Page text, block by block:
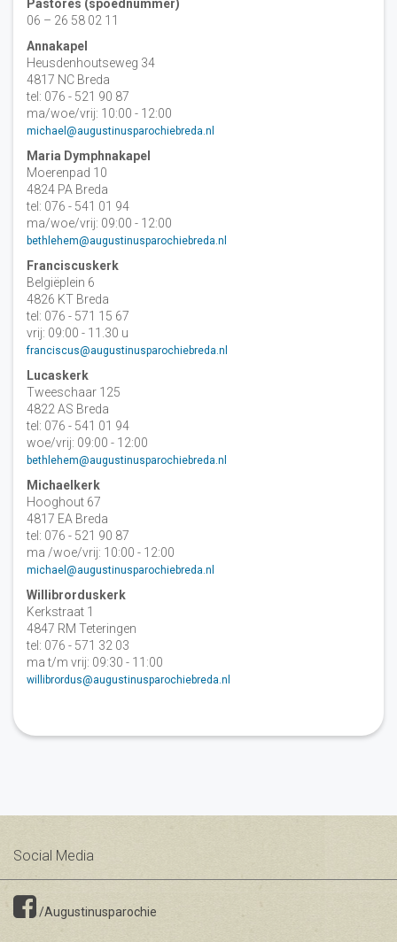
Pastores (spoednummer)
06 – 26 58 02 11
Annakapel
Heusdenhoutseweg 34
4817 NC Breda
tel: 076 - 521 90 87
ma/woe/vrij: 10:00 - 12:00
michael@augustinusparochiebreda.nl
Maria Dymphnakapel
Moerenpad 10
4824 PA Breda
tel: 076 - 541 01 94
ma/woe/vrij: 09:00 - 12:00
bethlehem@augustinusparochiebreda.nl
Franciscuskerk
Belgiëplein 6
4826 KT Breda
tel: 076 - 571 15 67
vrij: 09:00 - 11.30 u
franciscus@augustinusparochiebreda.nl
Lucaskerk
Tweeschaar 125
4822 AS Breda
tel: 076 - 541 01 94
woe/vrij: 09:00 - 12:00
bethlehem@augustinusparochiebreda.nl
Michaelkerk
Hooghout 67
4817 EA Breda
tel: 076 - 521 90 87
ma /woe/vrij: 10:00 - 12:00
michael@augustinusparochiebreda.nl
Willibrorduskerk
Kerkstraat 1
4847 RM Teteringen
tel: 076 - 571 32 03
ma t/m vrij: 09:30 - 11:00
willibrordus@augustinusparochiebreda.nl
Social Media
/Augustinusparochie